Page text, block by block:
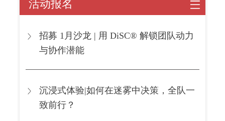
活动报名
招募 1月沙龙 | 用 DiSC® 解锁团队动力
与协作潜能
沉浸式体验|如何在迷雾中决策，全队一
致前行？